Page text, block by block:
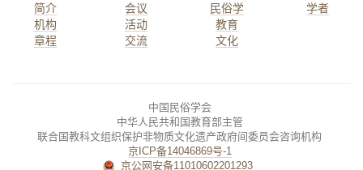
简介
机构
章程
会议
活动
交流
民俗学
教育
文化
学者
中国民俗学会
中华人民共和国教育部主管
联合国教科文组织保护非物质文化遗产政府间委员会咨询机构
京ICP备14046869号-1
京公网安备11010602201293